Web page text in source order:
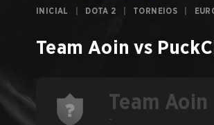
INICIAL DOTA 2 TORNEIOS
Team Aoin vs
Team Aoin
-